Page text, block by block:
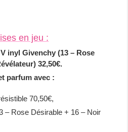
en jeu :
inyl Givenchy (13 – Rose
32,50€.
parfum avec :
70,50€,
– Rose Désirable + 16 – Noir